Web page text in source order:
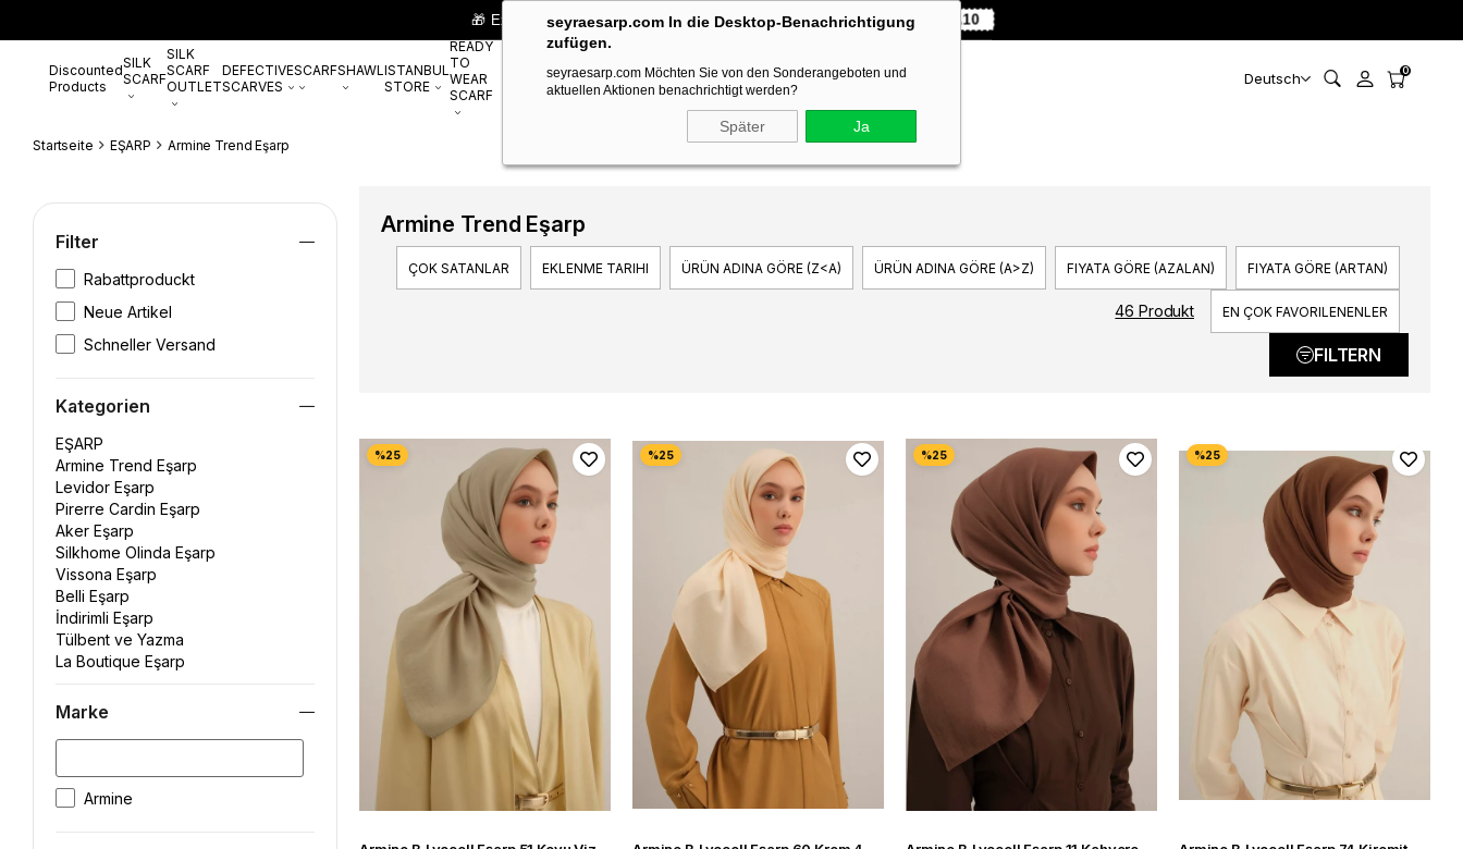
seyraesarp.com In die Desktop-Benachrichtigung
zufügen.
seyraesarp.com Möchten Sie von den Sonderangeboten und
aktuellen Aktionen benachrichtigt werden?
Später Ja
🎁 Exklusiv **10% RABATT** auf Ihre erste Bestellung! CODE:SEYRA10
Discounted
Products
SILK
SCARF
SILK
SCARF
OUTLET
DEFECTIVE
SCARVES
SCARFSHAWLISTANBUL
STORE
READY
TO
WEAR
SCARF
ACCESSORYBRANDS Deutsch 0
Startseite EŞARP Armine Trend Eşarp
Filter
Rabattproduckt
Neue Artikel
Schneller Versand
Kategorien
EŞARP
Armine Trend Eşarp
Levidor Eşarp
Pirerre Cardin Eşarp
Aker Eşarp
Silkhome Olinda Eşarp
Vissona Eşarp
Belli Eşarp
İndirimli Eşarp
Tülbent ve Yazma
La Boutique Eşarp
Marke
Armine
Armine Trend Eşarp
FIYATA GÖRE (ARTAN)
FIYATA GÖRE (AZALAN)
ÜRÜN ADINA GÖRE (A>Z)
ÜRÜN ADINA GÖRE (Z<A)
EKLENME TARIHI
ÇOK SATANLAR
EN ÇOK FAVORILENENLER
46 Produkt
FILTERN